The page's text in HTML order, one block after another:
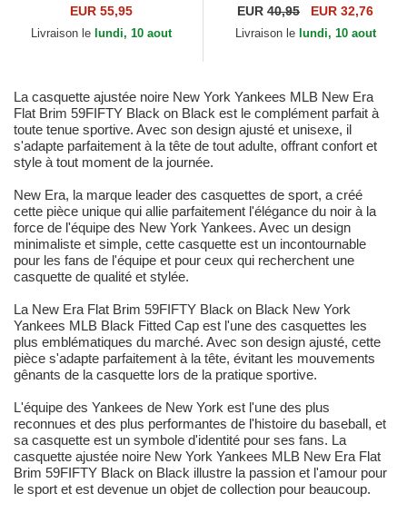
New York Yankees MLB
New Era
EUR 55,95
Livraison le lundi, 10 aout
Game Chicago White Sox
MLB New Era
EUR 40,95 EUR 32,76
Livraison le lundi, 10 aout
La casquette ajustée noire New York Yankees MLB New Era
Flat Brim 59FIFTY Black on Black est le complément parfait à
toute tenue sportive. Avec son design ajusté et unisexe, il
s'adapte parfaitement à la tête de tout adulte, offrant confort et
style à tout moment de la journée.
New Era, la marque leader des casquettes de sport, a créé
cette pièce unique qui allie parfaitement l'élégance du noir à la
force de l'équipe des New York Yankees. Avec un design
minimaliste et simple, cette casquette est un incontournable
pour les fans de l'équipe et pour ceux qui recherchent une
casquette de qualité et stylée.
La New Era Flat Brim 59FIFTY Black on Black New York
Yankees MLB Black Fitted Cap est l'une des casquettes les
plus emblématiques du marché. Avec son design ajusté, cette
pièce s'adapte parfaitement à la tête, évitant les mouvements
gênants de la casquette lors de la pratique sportive.
L'équipe des Yankees de New York est l'une des plus
reconnues et des plus performantes de l'histoire du baseball, et
sa casquette est un symbole d'identité pour ses fans. La
casquette ajustée noire New York Yankees MLB New Era Flat
Brim 59FIFTY Black on Black illustre la passion et l'amour pour
le sport et est devenue un objet de collection pour beaucoup.